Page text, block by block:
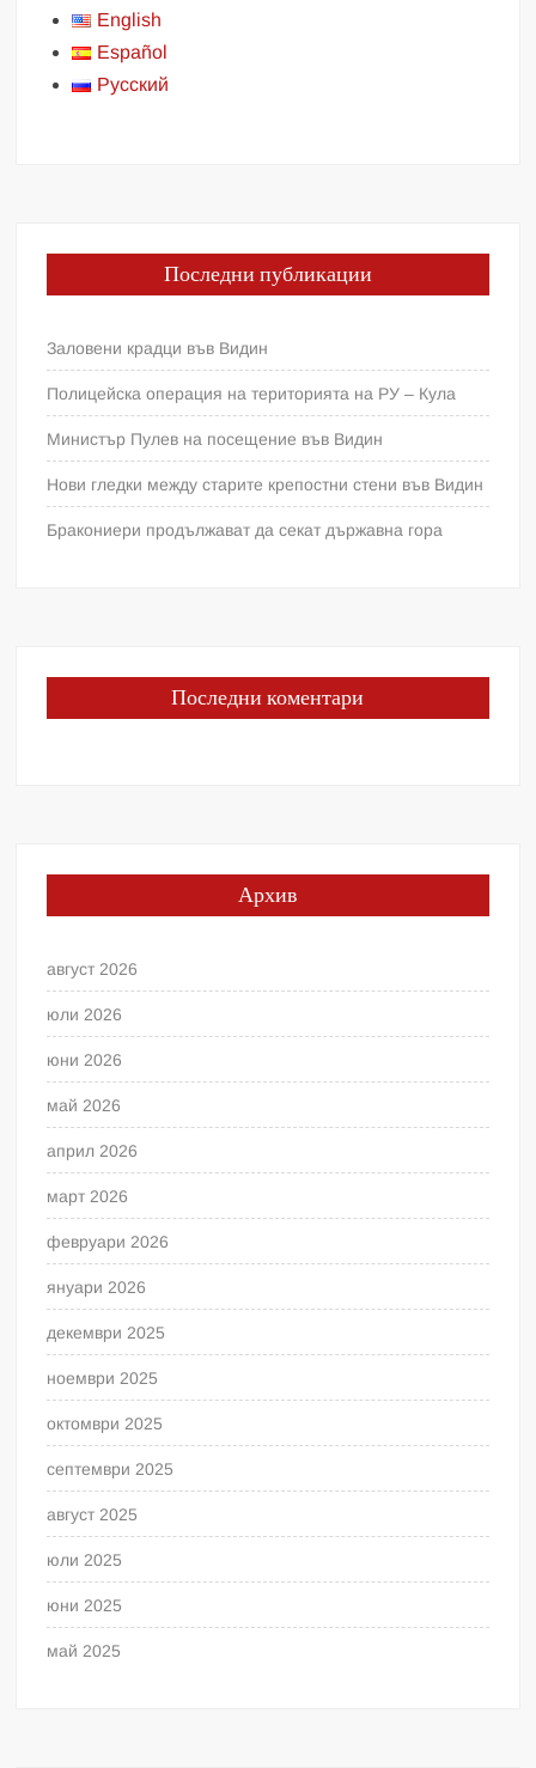
English
Español
Русский
Последни публикации
Заловени крадци във Видин
Полицейска операция на територията на РУ – Кула
Министър Пулев на посещение във Видин
Нови гледки между старите крепостни стени във Видин
Бракониери продължават да секат държавна гора
Последни коментари
Архив
август 2026
юли 2026
юни 2026
май 2026
април 2026
март 2026
февруари 2026
януари 2026
декември 2025
ноември 2025
октомври 2025
септември 2025
август 2025
юли 2025
юни 2025
май 2025